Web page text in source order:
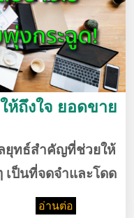
ห้ถึงใจ ยอดขาย
ยุทธ์สำคัญที่ช่วยให้
เป็นที่จดจำและโดด
ดี ๆ ไม่ควรมีเป้า
อ่านต่อ